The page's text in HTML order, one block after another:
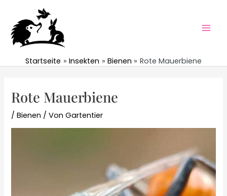
springen
Startseite Insekten Bienen Rote Mauerbiene
Rote Mauerbiene
/Bienen / VonGartentier